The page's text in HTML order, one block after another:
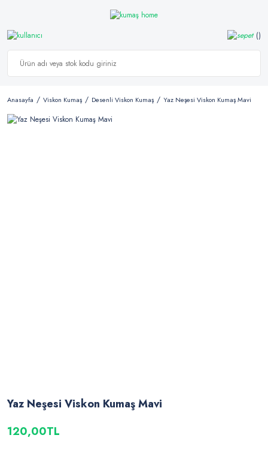
Anasayfa Viskon Kumaş Desenli Viskon Kumaş Yaz Neşesi Viskon Kumaş Mavi
Yaz Neşesi Viskon Kumaş Mavi
120,00TL